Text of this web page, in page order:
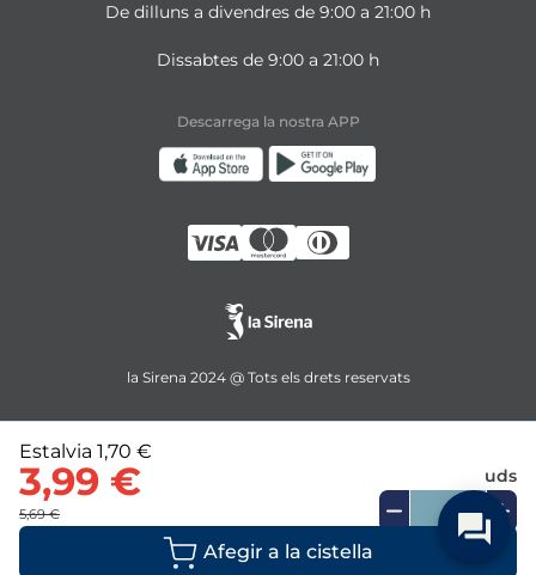
Estalvia 1,70 €
3,99 €
5,69 €
uds
De dilluns a divendres de 9:00 a 21:00 h
Dissabtes de 9:00 a 21:00 h
Descarrega la nostra APP
la Sirena 2024 @ Tots els drets reservats